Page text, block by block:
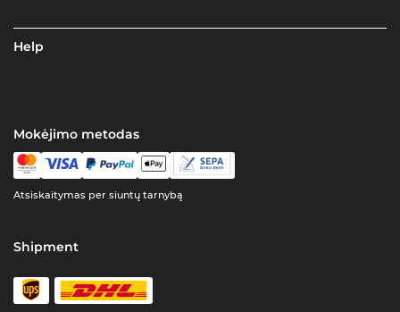
Help
Mokėjimo metodas
Atsiskaitymas per siuntų tarnybą
Shipment